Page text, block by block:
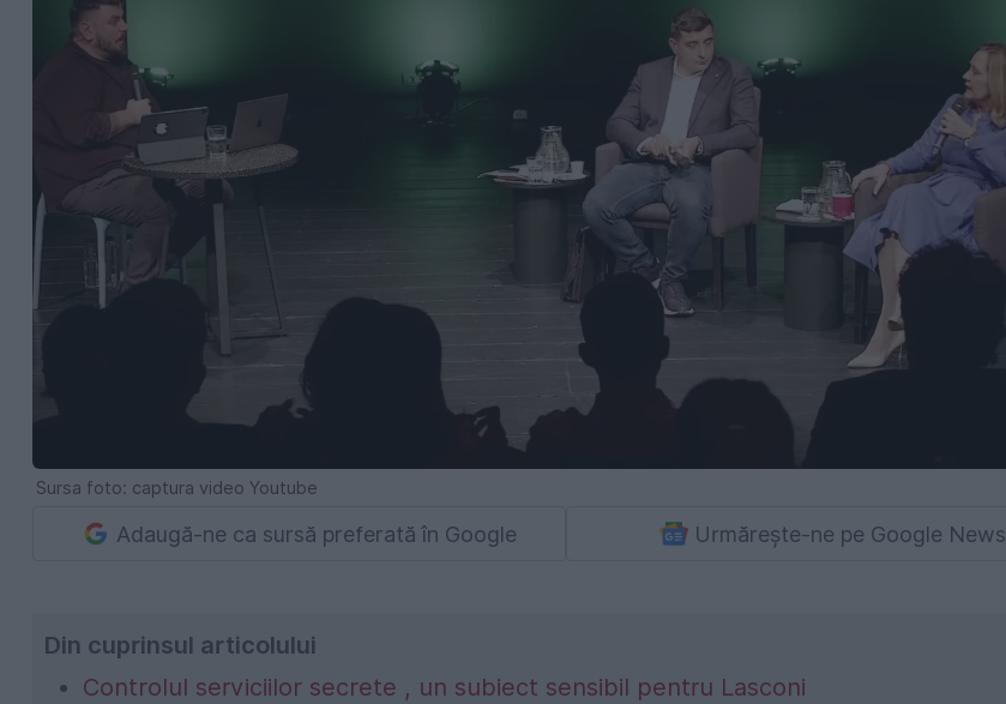
Sursa foto: captura video Youtube
Adaugă-ne ca sursă preferată în Google Urmărește-ne pe Google News
Din cuprinsul articolului
Controlul serviciilor secrete , un subiect sensibil pentru Lasconi